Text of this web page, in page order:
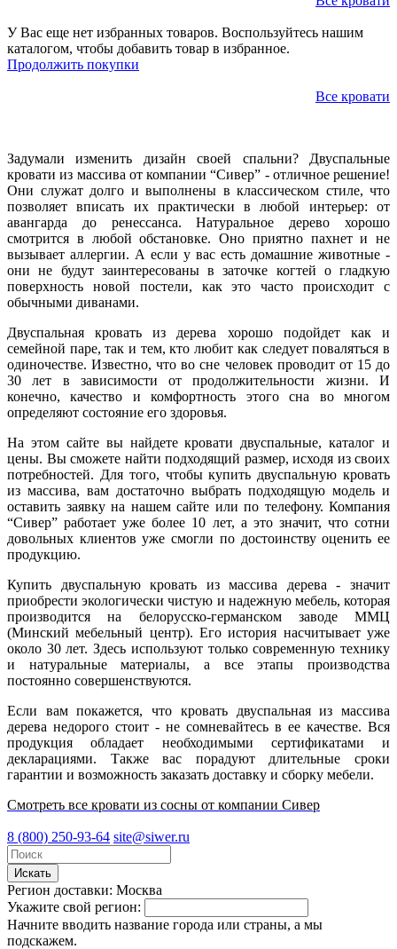
У Вас еще нет избранных товаров. Воспользуйтесь нашим
каталогом, чтобы добавить товар в избранное.
Продолжить покупки
Все кровати
Задумали изменить дизайн своей спальни? Двуспальные
кровати из массива от компании “Сивер” - отличное решение!
Они служат долго и выполнены в классическом стиле, что
позволяет вписать их практически в любой интерьер: от
авангарда до ренессанса. Натуральное дерево хорошо
смотрится в любой обстановке. Оно приятно пахнет и не
вызывает аллергии. А если у вас есть домашние животные -
они не будут заинтересованы в заточке когтей о гладкую
поверхность новой постели, как это часто происходит с
обычными диванами.
Двуспальная кровать из дерева хорошо подойдет как и
семейной паре, так и тем, кто любит как следует поваляться в
одиночестве. Известно, что во сне человек проводит от 15 до
30 лет в зависимости от продолжительности жизни. И
конечно, качество и комфортность этого сна во многом
определяют состояние его здоровья.
На этом сайте вы найдете кровати двуспальные, каталог и
цены. Вы сможете найти подходящий размер, исходя из своих
потребностей. Для того, чтобы купить двуспальную кровать
из массива, вам достаточно выбрать подходящую модель и
оставить заявку на нашем сайте или по телефону. Компания
“Сивер” работает уже более 10 лет, а это значит, что сотни
довольных клиентов уже смогли по достоинству оценить ее
продукцию.
Купить двуспальную кровать из массива дерева - значит
приобрести экологически чистую и надежную мебель, которая
производится на белорусско-германском заводе ММЦ
(Минский мебельный центр). Его история насчитывает уже
около 30 лет. Здесь используют только современную технику
и натуральные материалы, а все этапы производства
постоянно совершенствуются.
Если вам покажется, что кровать двуспальная из массива
дерева недорого стоит - не сомневайтесь в ее качестве. Вся
продукция обладает необходимыми сертификатами и
декларациями. Также вас порадуют длительные сроки
гарантии и возможность заказать доставку и сборку мебели.
Смотреть все кровати из сосны от компании Сивер
8 (800) 250-93-64 site@siwer.ru
Искать
Регион доставки: Москва
Укажите свой регион:
Начните вводить название города или страны, а мы
подскажем.